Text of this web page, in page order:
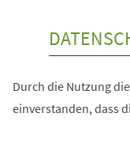
Durch die Nutzung
einverstanden, dass